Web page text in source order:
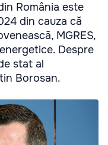
România este
din cauza că
MGRES,
Despre
stat al
Borosan.